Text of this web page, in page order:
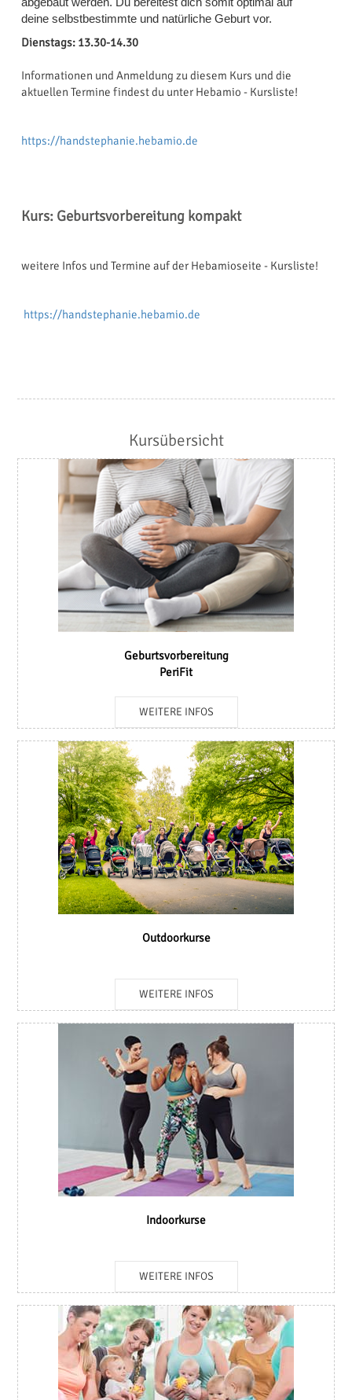
deine selbstbestimmte und natürliche Geburt vor.
Dienstags: 13.30-14.30
Informationen und Anmeldung zu diesem Kurs und die
aktuellen Termine findest du unter Hebamio - Kursliste!
https://handstephanie.hebamio.de
Kurs: Geburtsvorbereitung kompakt
weitere Infos und Termine auf der Hebamioseite - Kursliste!
https://handstephanie.hebamio.de
Kursübersicht
Geburtsvorbereitung
PeriFit
WEITERE INFOS
Outdoorkurse
WEITERE INFOS
Indoorkurse
WEITERE INFOS